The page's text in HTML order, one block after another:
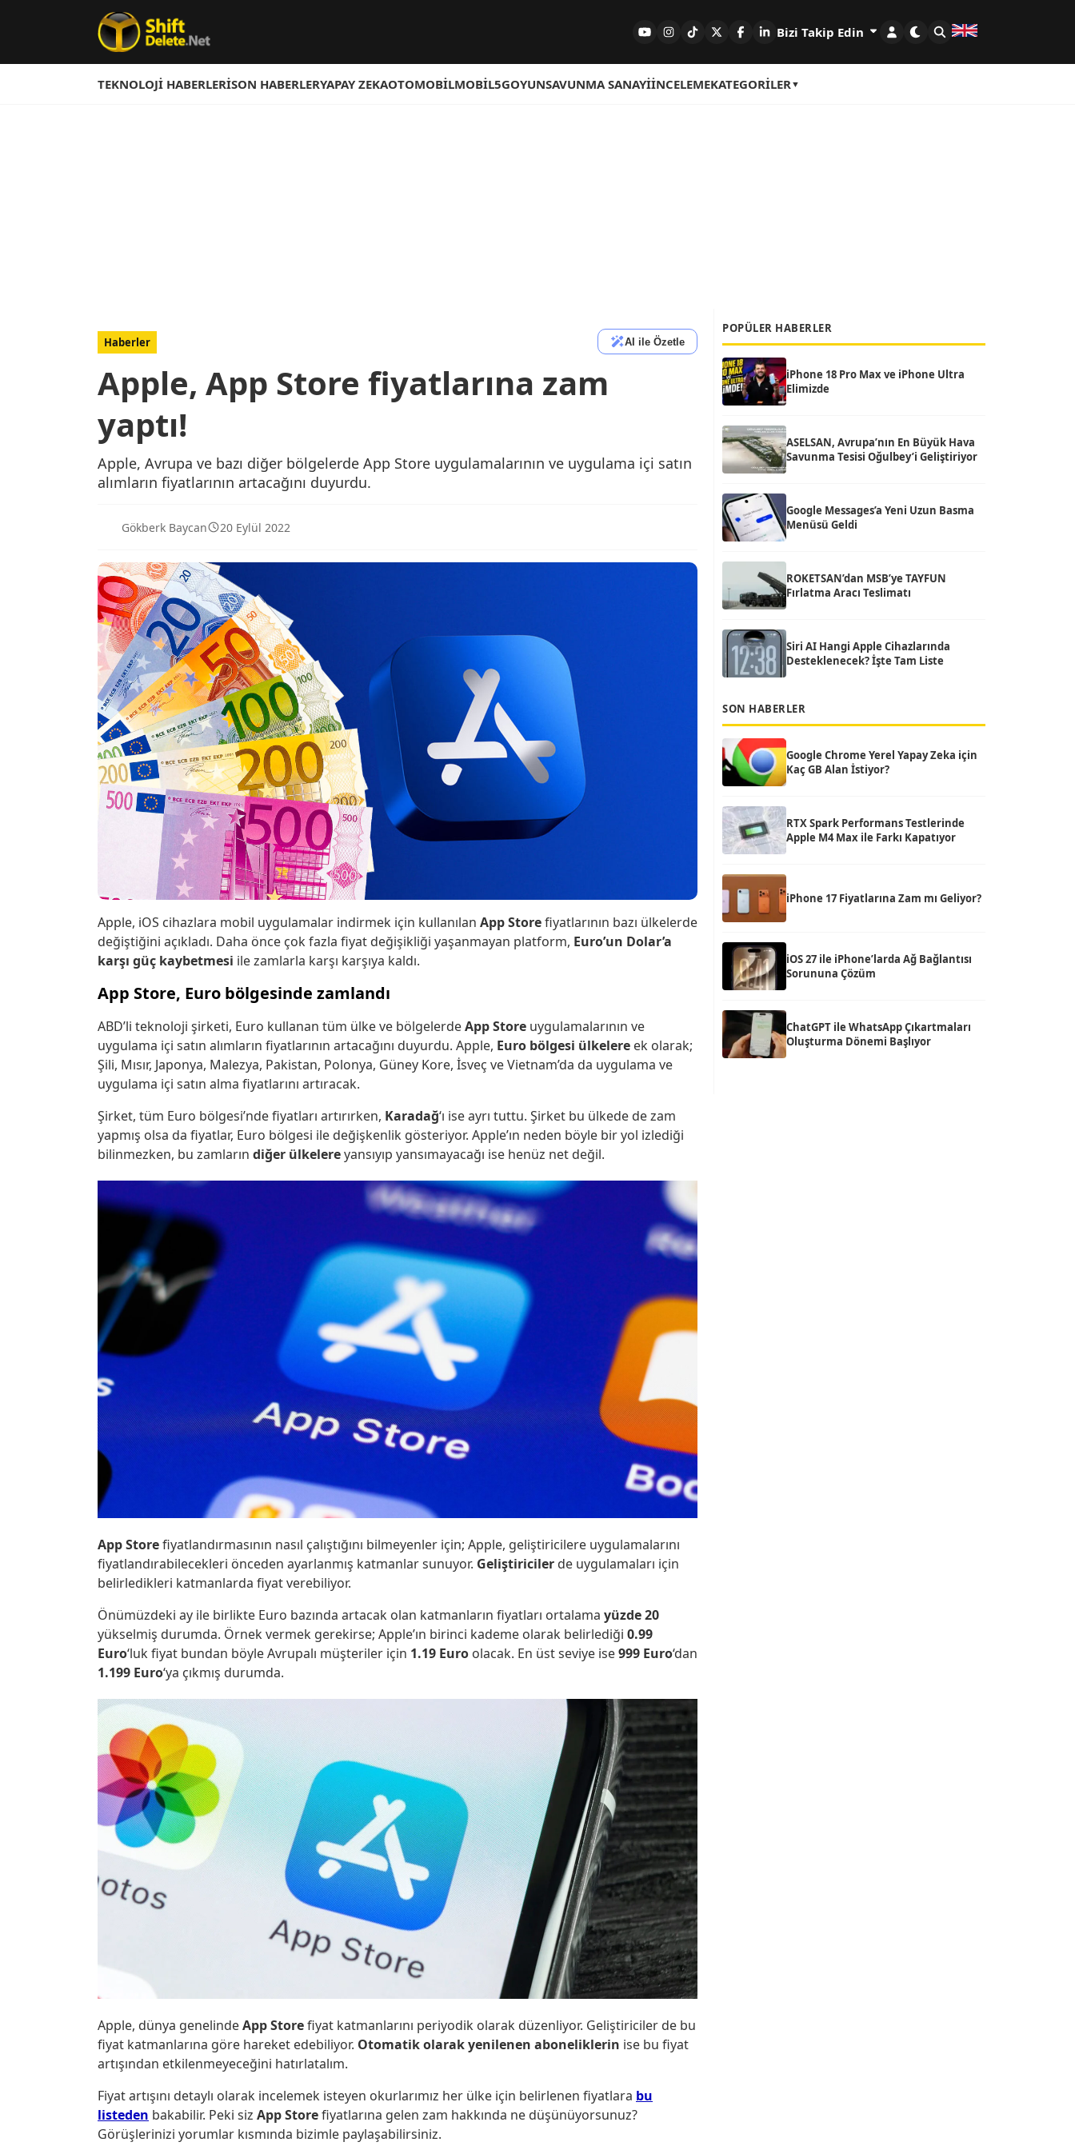
Bizi Takip Edin
TEKNOLOJI HABERLERISON HABERLERYAPAY ZEKAOTOMOBILMOBIL5GOYUNSAVUNMA SANAYIİNCELEMEKATEGORILER
Haberler AI ile Özetle
Apple, App Store fiyatlarına zam
yaptı!
Apple, Avrupa ve bazı diğer bölgelerde App Store uygulamalarının ve uygulama içi satın
alımların fiyatlarının artacağını duyurdu.
Gökberk Baycan 20 Eylül 2022
Apple, iOS cihazlara mobil uygulamalar indirmek için kullanılan App Storefiyatlarının bazı ülkelerde
değiştiğini açıkladı. Daha önce çok fazla fiyat değişikliği yaşanmayan platform, Euro’un Dolar’a
karşı güç kaybetmesi ile zamlarla karşı karşıya kaldı.
App Store, Euro bölgesinde zamlandı
ABD’li teknoloji şirketi, Euro kullanan tüm ülke ve bölgelerdeApp Store uygulamalarının ve
uygulama içi satın alımların fiyatlarının artacağını duyurdu. Apple, Euro bölgesi ülkelere ek olarak;
Şili, Mısır, Japonya, Malezya, Pakistan, Polonya, Güney Kore, İsveç ve Vietnam’da da uygulama ve
uygulama içi satın alma fiyatlarını artıracak.
Şirket, tüm Euro bölgesi’nde fiyatları artırırken, Karadağ‘ı ise ayrı tuttu. Şirket bu ülkede de zam
yapmış olsa da fiyatlar, Euro bölgesi ile değişkenlik gösteriyor. Apple’ın neden böyle bir yol izlediği
bilinmezken, bu zamların diğer ülkelereyansıyıp yansımayacağı ise henüz net değil.
App Storefiyatlandırmasının nasıl çalıştığını bilmeyenler için; Apple, geliştiricilere uygulamalarını
fiyatlandırabilecekleri önceden ayarlanmış katmanlar sunuyor. Geliştiriciler de uygulamaları için
belirledikleri katmanlarda fiyat verebiliyor.
Önümüzdeki ay ile birlikte Euro bazında artacak olan katmanların fiyatları ortalama yüzde 20
yükselmiş durumda. Örnek vermek gerekirse; Apple’ın birinci kademe olarak belirlediği 0.99
Euro‘luk fiyat bundan böyle Avrupalı müşteriler için 1.19 Euro olacak. En üst seviye ise999 Euro‘dan
1.199 Euro‘ya çıkmış durumda.
Apple, dünya genelindeApp Storefiyat katmanlarını periyodik olarak düzenliyor. Geliştiriciler de bu
fiyat katmanlarına göre hareket edebiliyor. Otomatik olarak yenilenen aboneliklerin ise bu fiyat
artışından etkilenmeyeceğini hatırlatalım.
Fiyat artışını detaylı olarak incelemek isteyen okurlarımız her ülke için belirlenen fiyatlara bu
listeden bakabilir. Peki siz App Storefiyatlarına gelen zam hakkında ne düşünüyorsunuz?
Görüşlerinizi yorumlar kısmında bizimle paylaşabilirsiniz.
POPÜLER HABERLER
iPhone 18 Pro Max ve iPhone Ultra
Elimizde
ASELSAN, Avrupa’nın En Büyük Hava
Savunma Tesisi Oğulbey’i Geliştiriyor
Google Messages’a Yeni Uzun Basma
Menüsü Geldi
ROKETSAN’dan MSB’ye TAYFUN
Fırlatma Aracı Teslimatı
Siri AI Hangi Apple Cihazlarında
Desteklenecek? İşte Tam Liste
SON HABERLER
Google Chrome Yerel Yapay Zeka için
Kaç GB Alan İstiyor?
RTX Spark Performans Testlerinde
Apple M4 Max ile Farkı Kapatıyor
iPhone 17 Fiyatlarına Zam mı Geliyor?
iOS 27 ile iPhone’larda Ağ Bağlantısı
Sorununa Çözüm
ChatGPT ile WhatsApp Çıkartmaları
Oluşturma Dönemi Başlıyor